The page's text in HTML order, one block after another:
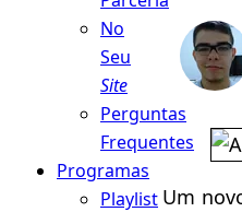
No
Seu
Site
Perguntas
Frequentes
Programas
Playlist Um